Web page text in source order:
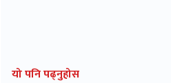
यो पनि पढ्नुहोस